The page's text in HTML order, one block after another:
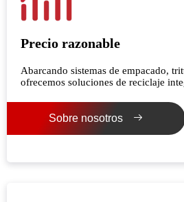
Precio razonable
Abarcando sistemas de empacado,
ofrecemos soluciones de reciclaje
Sobre nosotros